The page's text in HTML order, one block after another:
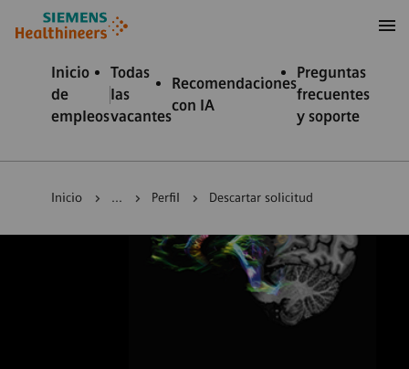
de página
Inicio
de
empleos
Todas
las
vacantes
Recomendaciones
con IA
Preguntas
frecuentes
y soporte
Inicio ... Perfil Descartar solicitud